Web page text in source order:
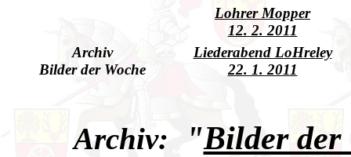
Lohrer Mopper
12. 2. 2011
Archiv
Bilder der Woche
Liederabend LoHreley
22. 1. 2011
Archiv: "Bilder der